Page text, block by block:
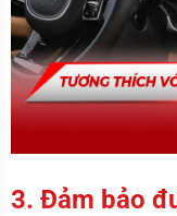
3. Đảm bảo